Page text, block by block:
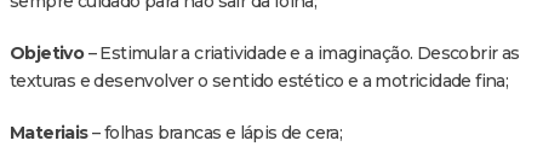
Objetivo– Estimular a criatividade e a imaginação. Descobrir as
texturas e desenvolver o sentido estético e a motricidade fina;
Materiais– folhas brancas e lápis de cera;